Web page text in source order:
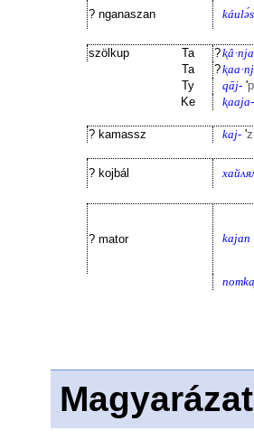
? nganaszan
szölkup Ta ?
Ta
?
Ty
qāj- '
Ke
k͔aaja-
? kamassz kaj- '
? kojbál
? mator kajan
Magyarázat